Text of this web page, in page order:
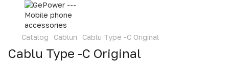
Catalog Cabluri Cablu Type -C Original
Cablu Type -C Original